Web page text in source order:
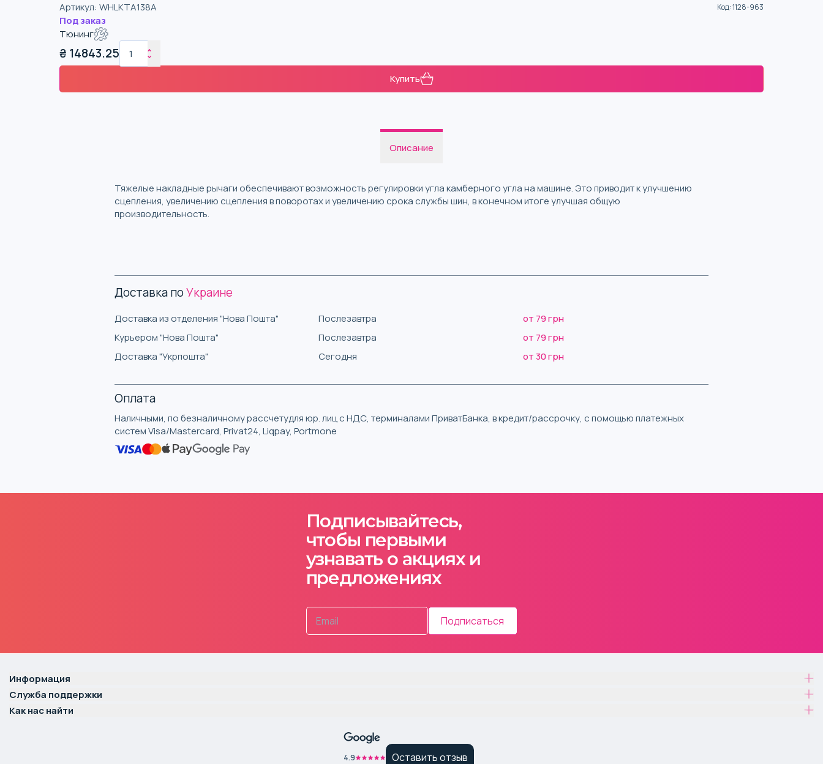
Артикул: WHLKTA138A Код:1128-963
Под заказ
Тюнинг
₴ 14843.25
Купить
Описание
Тяжелые накладные рычаги обеспечивают возможность регулировки угла камберного угла на машине. Это приводит к улучшению
сцепления, увеличению сцепления в поворотах и увеличению срока службы шин, в конечном итоге улучшая общую
производительность.
Доставка поУкраине
Доставка из отделения "Нова Пошта" Послезавтра
от 79 грн
Курьером "Нова Пошта"
Послезавтра
от 79 грн
Доставка "Укрпошта"
Сегодня от 30 грн
Оплата
Наличными, по безналичному рассчетудля юр. лиц с НДС, терминалами ПриватБанка, в кредит/рассрочку, с помощью платежных
систем Visa/Mastercard, Privat24, Liqpay, Portmone
Подписывайтесь,
чтобы первыми
узнавать о акциях и
предложениях
Подписаться
Информация
Служба поддержки
Как нас найти
4.9 Оставить отзыв